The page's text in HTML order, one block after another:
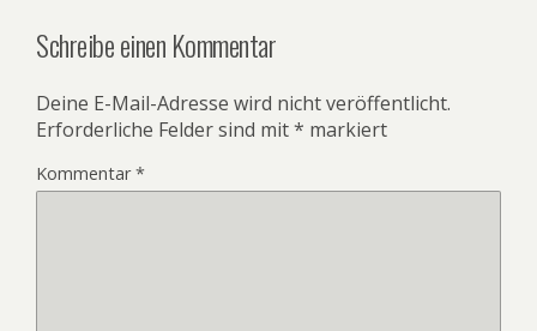
Schreibe einen Kommentar
Deine E-Mail-Adresse wird nicht veröffentlicht.
Erforderliche Felder sind mit* markiert
Kommentar*